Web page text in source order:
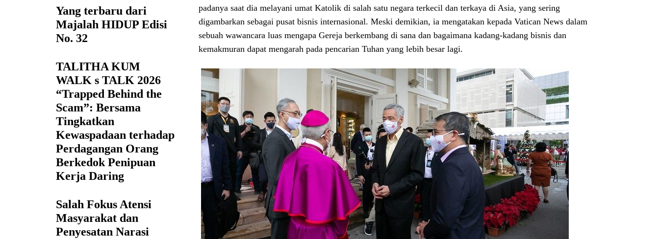
Yang terbaru dari
Majalah HIDUP Edisi
No. 32
TALITHA KUM
WALK s TALK 2026
“Trapped Behind the
Scam”: Bersama
Tingkatkan
Kewaspadaan terhadap
Perdagangan Orang
Berkedok Penipuan
Kerja Daring
Salah Fokus Atensi
Masyarakat dan
Penyesatan Narasi
padanya saat dia melayani umat Katolik di salah satu negara terkecil dan terkaya di Asia, yang sering
digambarkan sebagai pusat bisnis internasional. Meski demikian, ia mengatakan kepada Vatican News dalam
sebuah wawancara luas mengapa Gereja berkembang di sana dan bagaimana kadang-kadang bisnis dan
kemakmuran dapat mengarah pada pencarian Tuhan yang lebih besar lagi.